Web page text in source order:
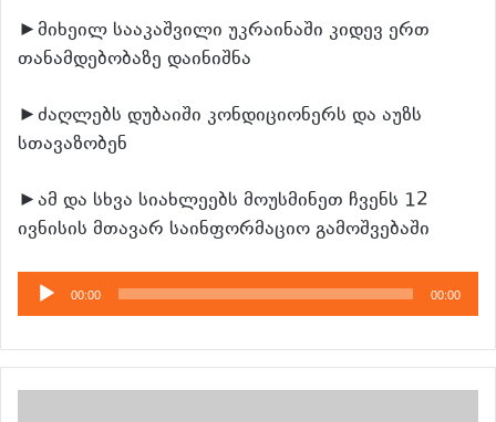
►მიხეილ სააკაშვილი უკრაინაში კიდევ ერთ
თანამდებობაზე დაინიშნა
►ძაღლებს დუბაიში კონდიციონერს და აუზს
სთავაზობენ
►ამ და სხვა სიახლეებს მოუსმინეთ ჩვენს 12
ივნისის მთავარ საინფორმაციო გამოშვებაში
აუდიო
დამკვრელი
00:00 00:00